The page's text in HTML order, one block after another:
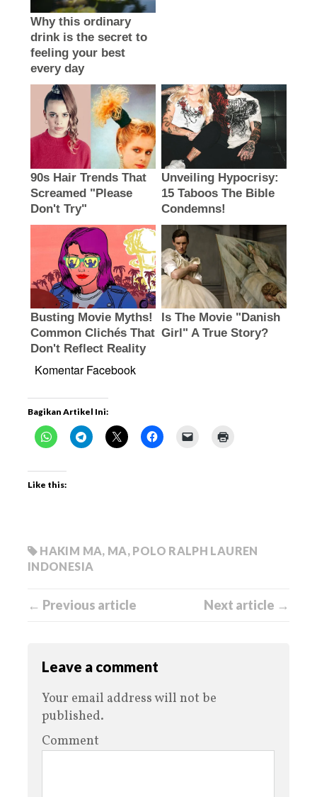
Komentar Facebook
Bagikan Artikel Ini:
Like this:
HAKIM MA, MA, POLO RALPH LAUREN
INDONESIA
← Previous article Next article →
Leave a comment
Your email address will not be
published.
Comment